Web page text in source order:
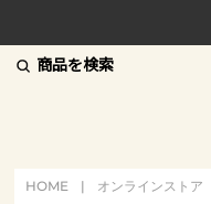
商品を検索
HOME | オンラインストア